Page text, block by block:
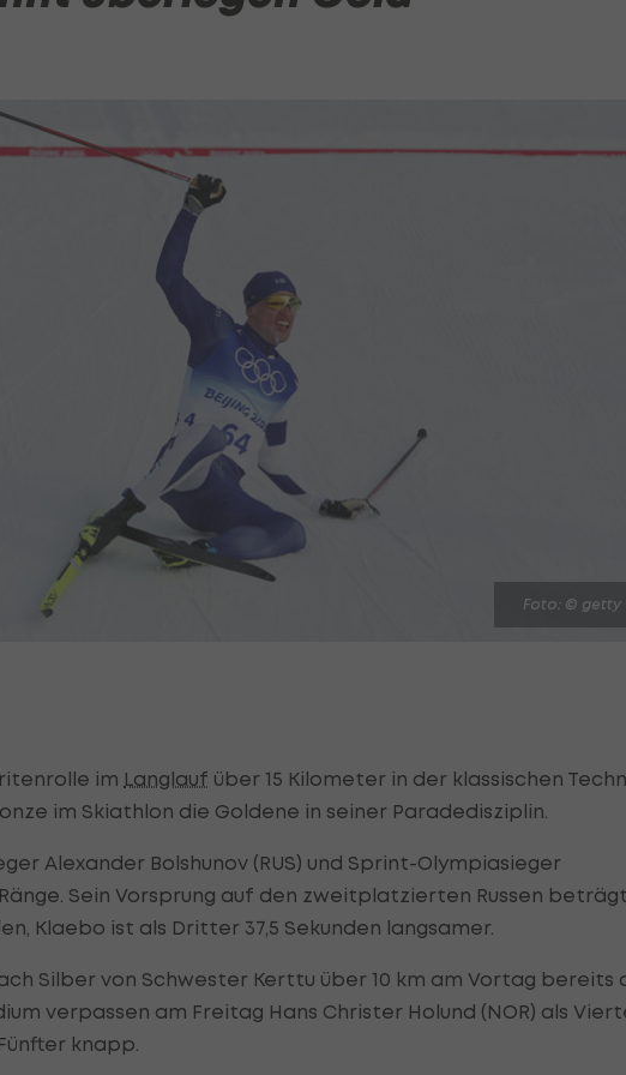
Foto: © getty
im Langlauf über 15 Kilometer in der klassischen
im Skiathlon die Goldene in seiner Paradedisziplin.
Alexander Bolshunov (RUS) und Sprint-Olympiasieger
Sein Vorsprung auf den zweitplatzierten Russen beträgt
Klaebo ist als Dritter 37,5 Sekunden langsamer.
Silber von Schwester Kerttu über 10 km am Vortag bereits
verpassen am Freitag Hans Christer Holund (NOR) als
knapp.